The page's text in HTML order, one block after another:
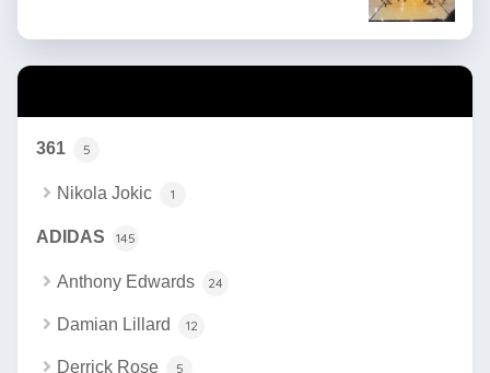
361 5
Nikola Jokic 1
ADIDAS 145
Anthony Edwards 24
Damian Lillard 12
Derrick Rose 5